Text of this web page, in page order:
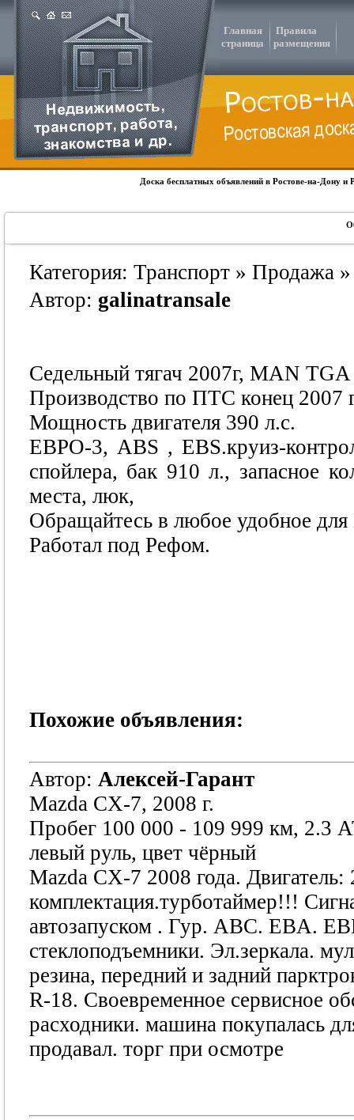
Главная
страница
Правила
размещения
Доска бесплатных объявлений в Ростове-на-Дону
Категория: Транспорт » Продажа
Автор: galinatransale
Седельный тягач 2007г, MAN
Производство по ПТС конец 2007
Мощность двигателя 390 л.с.
ЕВРО-3, ABS , EBS.круиз-
спойлера, бак 910 л., запасное
места, люк,
Обращайтесь в любое удобное
Работал под Рефом.
Похожие объявления:
Автор: Алексей-Гарант
Mazda CX-7, 2008 г.
Пробег 100 000 - 109 999 км, 2.3
левый руль, цвет чёрный
Mazda CX-7 2008 года.
комплектация.турботаймер!!!
автозапуском . Гур. АВС. EBA.
стеклоподъемники. Эл.зеркала.
резина, передний и задний
R-18. Своевременное сервисное
расходники. машина покупалась
продавал. торг при осмотре